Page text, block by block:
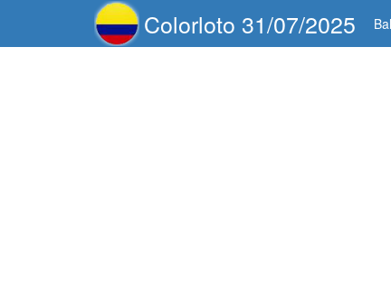
Colorloto 31/07/2025